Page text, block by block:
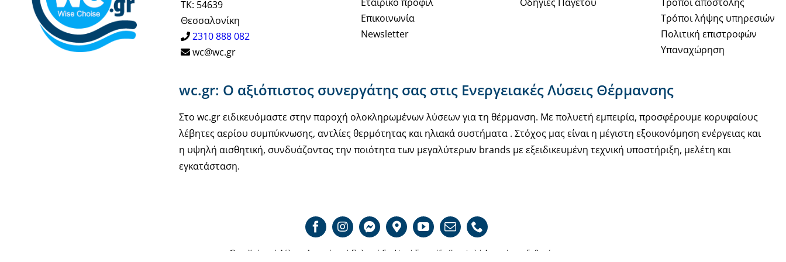
μπορούν
επιλεγούν
του
του
του
ΤΚ: 54639
Θεσσαλονίκη
2310 888 082
wc@wc.gr
Επικοινωνία
Newsletter
Τρόποι λήψης υπηρεσιών
Πολιτική επιστροφών
Υπαναχώρηση
wc.gr: Ο αξιόπιστος συνεργάτης σας στις Ενεργειακές Λύσεις Θέρμανσης
Στο wc.gr ειδικευόμαστε στην παροχή ολοκληρωμένων λύσεων για τη θέρμανση. Με πολυετή εμπειρία, προσφέρουμε κορυφαίους
λέβητες αερίου συμπύκνωσης, αντλίες θερμότητας και ηλιακά συστήματα . Στόχος μας είναι η μέγιστη εξοικονόμηση ενέργειας και
η υψηλή αισθητική, συνδυάζοντας την ποιότητα των μεγαλύτερων brands με εξειδικευμένη τεχνική υποστήριξη, μελέτη και
εγκατάσταση.
Όροι Χρήσης | Δήλωση Απορρήτου | Πολιτική Cookies | Σφραγίδα (Imprint) | Αποποίησης Ευθυνών